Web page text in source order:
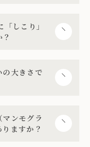
しこり」
大きさで
ンモグラ
ますか？